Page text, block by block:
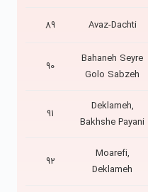
89 Avaz-Dachti
90
Bahaneh Seyre
Golo Sabzeh
91
Deklameh,
Bakhshe Payani
92
Moarefi,
Deklameh